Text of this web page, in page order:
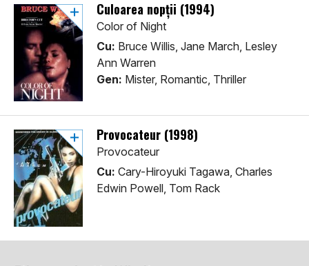
Culoarea nopții (1994)
Color of Night
Cu: Bruce Willis, Jane March, Lesley
Ann Warren
Gen: Mister, Romantic, Thriller
Provocateur (1998)
Provocateur
Cu: Cary-Hiroyuki Tagawa, Charles
Edwin Powell, Tom Rack